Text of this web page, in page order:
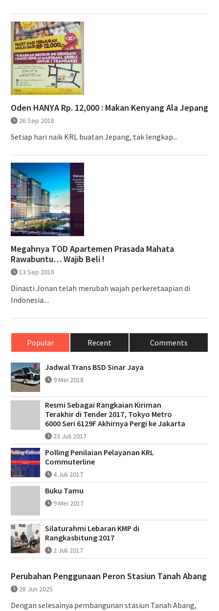
Oden HANYA Rp. 12,000 : Makan Kenyang Ala Jepang
26 Sep 2018
Setiap hari naik KRL buatan Jepang, tak lengkap...
Megahnya TOD Apartemen Prasada Mahata
Rawabuntu… Wajib Beli !
13 Sep 2018
Dinasti Jonan telah merubah wajah perkeretaapian di
Indonesia....
Popular Recent Comments
Jadwal Trans BSD Sinar Jaya
9 Mei 2018
Resmi Sebagai Rangkaian Kiriman
Terakhir di Tender 2017, Tokyo Metro
6000 Seri 6129F Akhirnya Pergi ke Jakarta
23 Juli 2017
Polling Penilaian Pelayanan KRL
Commuterline
4 Juli 2017
Buku Tamu
9 Mei 2017
Silaturahmi Lebaran KMP di
Rangkasbitung 2017
2 Juli 2017
Perubahan Penggunaan Peron Stasiun Tanah Abang
28 Jun 2025
Dengan selesainya pembangunan stasiun Tanah Abang,